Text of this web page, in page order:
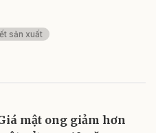
sản xuất
mật ong giảm hơn